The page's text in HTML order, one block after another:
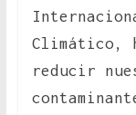
Climático,
reducir